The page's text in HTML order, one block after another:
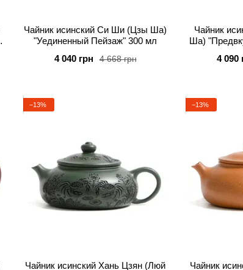
Чайник исинский Си Ши (Цзы Ша)
"Уединенный Пейзаж" 300 мл
4 668 грн
4 040 грн
Чайник
Ша)
4 090
−13%
Чайник исинский Хань Цзян (Люй
−13%
Чайник